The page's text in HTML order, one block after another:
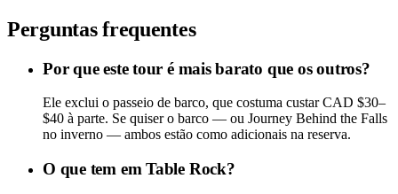
Perguntas frequentes
Por que este tour é mais barato que os outros?
Ele exclui o passeio de barco, que costuma custar CAD $30–
$40 à parte. Se quiser o barco — ou Journey Behind the Falls
no inverno — ambos estão como adicionais na reserva.
O que tem em Table Rock?